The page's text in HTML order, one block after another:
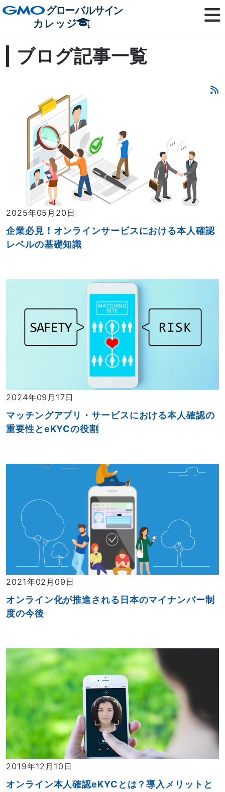
ブログ記事一覧
2025年05月20日
企業必見！オンラインサービスにおける本人確認
レベルの基礎知識
2024年09月17日
マッチングアプリ・サービスにおける本人確認の
重要性とeKYCの役割
2021年02月09日
オンライン化が推進される日本のマイナンバー制
度の今後
2019年12月10日
オンライン本人確認eKYCとは？導入メリットと